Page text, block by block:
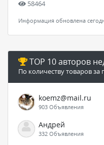
58464
Информация обновлена
TOP 10 авторов
По количеству товаров за
koemz@mail.ru
903 Объявления
Андрей
332 Объявления